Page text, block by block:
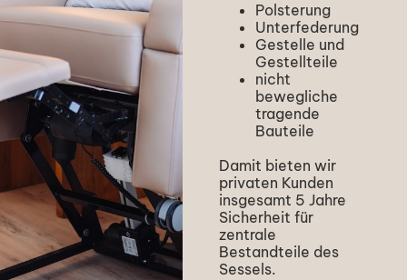
Polsterung
Unterfederung
Gestelle und
Gestellteile
nicht
bewegliche
tragende
Bauteile
Damit bieten wir
privaten Kunden
insgesamt 5 Jahre
Sicherheit für
zentrale
Bestandteile des
Sessels.